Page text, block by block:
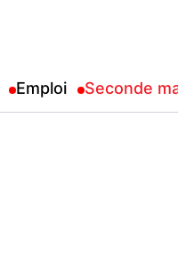
Emploi Seconde